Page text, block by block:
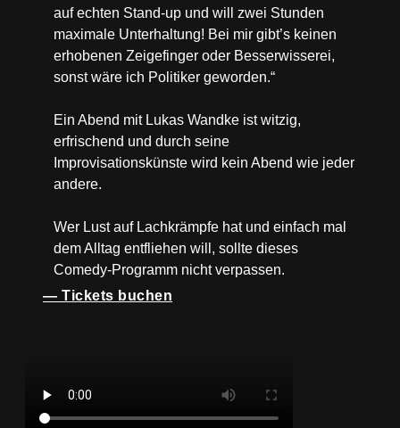
auf echten Stand-up und will zwei Stunden
maximale Unterhaltung! Bei mir gibt’s keinen
erhobenen Zeigefinger oder Besserwisserei,
sonst wäre ich Politiker geworden.“
Ein Abend mit Lukas Wandke ist witzig,
erfrischend und durch seine
Improvisationskünste wird kein Abend wie jeder
andere.
Wer Lust auf Lachkrämpfe hat und einfach mal
dem Alltag entfliehen will, sollte dieses
Comedy-Programm nicht verpassen.
— Tickets buchen